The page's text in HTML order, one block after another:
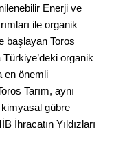
Enerji ve
ile organik
başlayan Toros
organik
en önemli
Tarım, aynı
kimyasal gübre
İhracatın Yıldızları